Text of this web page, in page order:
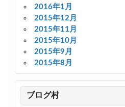
2016年1月
2015年12月
2015年11月
2015年10月
2015年9月
2015年8月
ブログ村